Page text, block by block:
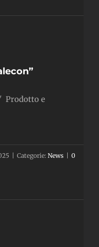
Prodotto e
Categorie: News 0